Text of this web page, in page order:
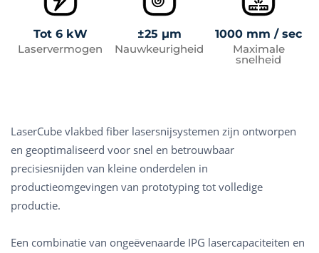
Tot 6 kW
Laservermogen
±25 μm
Nauwkeurigheid
1000 mm / sec
Maximale
snelheid
LaserCube vlakbed fiber lasersnijsystemen zijn ontworpen
en geoptimaliseerd voor snel en betrouwbaar
precisiesnijden van kleine onderdelen in
productieomgevingen van prototyping tot volledige
productie.
Een combinatie van ongeëvenaarde IPG lasercapaciteiten en